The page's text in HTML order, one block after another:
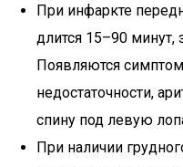
При инфаркте
длится 15–90 минут,
Появляются
недостаточности,
спину под левую
При наличии